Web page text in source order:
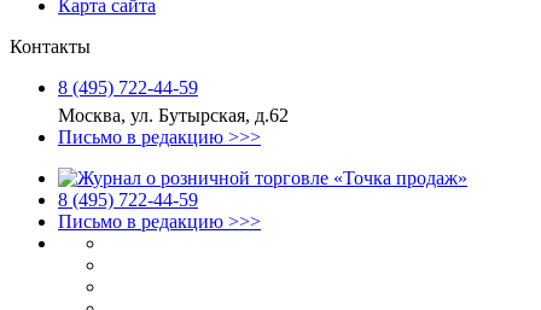
Карта сайта
Контакты
8 (495) 722‑44‑59
Москва, ул. Бутырская, д.62
Письмо в редакцию >>>
8 (495) 722‑44‑59
Письмо в редакцию >>>